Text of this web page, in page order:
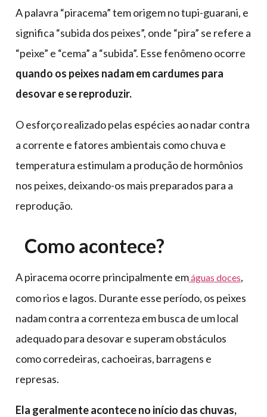
A palavra “piracema” tem origem no tupi-guarani, e
significa “subida dos peixes”, onde “pira” se refere a
“peixe” e “cema” a “subida”. Esse fenômeno ocorre
quando os peixes nadam em cardumes para
desovar e se reproduzir.
O esforço realizado pelas espécies ao nadar contra
a corrente e fatores ambientais como chuva e
temperatura estimulam a produção de hormônios
nos peixes, deixando-os mais preparados para a
reprodução.
Como acontece?
A piracema ocorre principalmente emáguas doces,
como rios e lagos. Durante esse período, os peixes
nadam contra a correnteza em busca de um local
adequado para desovar e superam obstáculos
como corredeiras, cachoeiras, barragens e
represas.
Ela geralmente acontece no início das chuvas,